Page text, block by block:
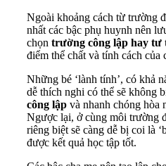
Ngoài khoảng cách từ trường
nhất các bậc phụ huynh nên
chọn trường công lập hay tư
điểm thể chất và tính cách của
Những bé ‘lành tính’, có khả
dễ thích nghi có thể sẽ không
công lập và nhanh chóng hòa
Ngược lại, ở cùng môi trường
riêng biệt sẽ càng dễ bị coi là
được kết quả học tập tốt.